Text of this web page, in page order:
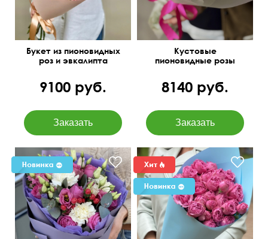
Букет из пионовидных
роз и эвкалипта
9100 руб.
Кустовые
пионовидные розы
8140 руб.